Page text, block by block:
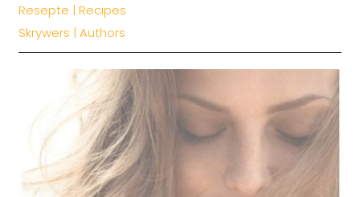
Resepte | Recipes
Skrywers | Authors